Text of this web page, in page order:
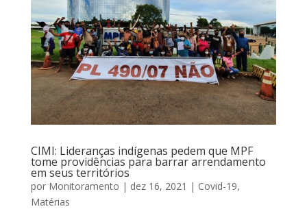
CIMI: Lideranças indígenas pedem que MPF
tome providências para barrar arrendamento
em seus territórios
por Monitoramento | dez 16, 2021 | Covid-19,
Matérias